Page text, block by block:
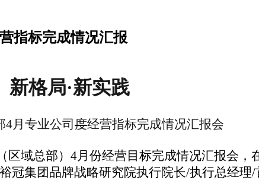
指标完成情况汇报
新格局·新实践
4月 专业公司 度经营指标完成情况汇报会
域总部） 4月份经营目标完成情况汇报会，
冠集团品牌战略研究院执行院长/执行总经理